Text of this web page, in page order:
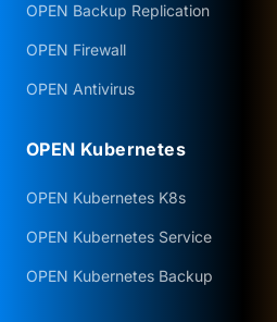
OPEN Backup Replication
OPEN Firewall
OPEN Antivirus
OPEN Kubernetes
OPEN Kubernetes K8s
OPEN Kubernetes Service
OPEN Kubernetes Backup